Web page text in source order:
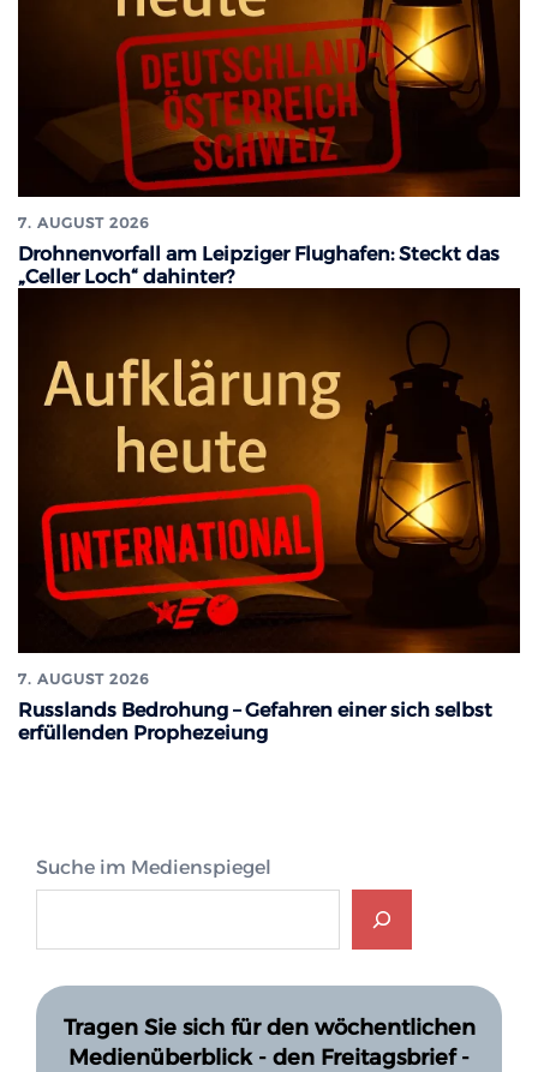
7. AUGUST 2026
Drohnenvorfall am Leipziger Flughafen: Steckt das
„Celler Loch“ dahinter?
7. AUGUST 2026
Russlands Bedrohung – Gefahren einer sich selbst
erfüllenden Prophezeiung
Suche im Medienspiegel
Tragen Sie sich für den wöchentlichen
Medienüberblick - den Freitagsbrief -